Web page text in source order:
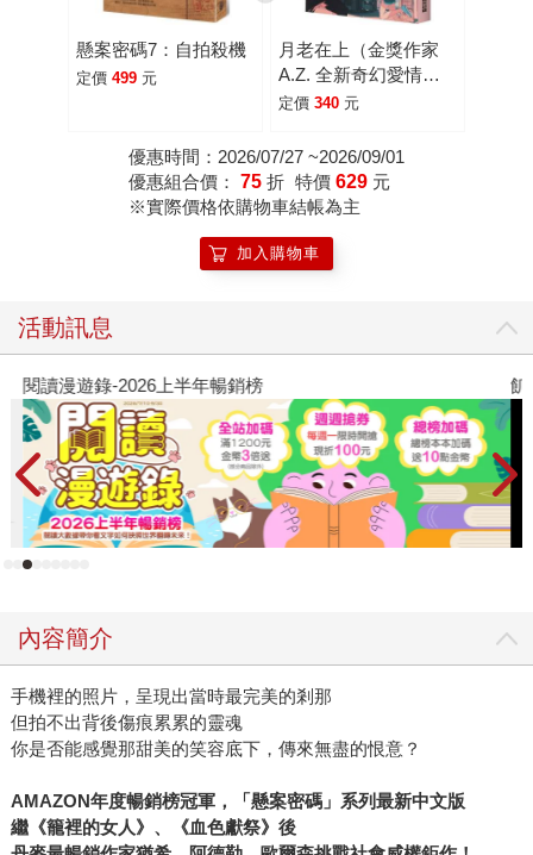
懸案密碼7：自拍殺機
定價 499 元
月老在上（金獎作家
A.Z. 全新奇幻愛情鉅
獻，台南四大月老神助
最坎坷的姻緣線！）
定價 340 元
優惠時間：2026/07/27 ~2026/09/01
優惠組合價： 75 折 特價 629 元
※實際價格依購物車結帳為主
加入購物車
活動訊息
閱讀漫遊錄-2026上半年暢銷榜 飢
內容簡介
手機裡的照片，呈現出當時最完美的剎那
但拍不出背後傷痕累累的靈魂
你是否能感覺那甜美的笑容底下，傳來無盡的恨意？
AMAZON年度暢銷榜冠軍，「懸案密碼」系列最新中文版
繼《籠裡的女人》、《血色獻祭》後